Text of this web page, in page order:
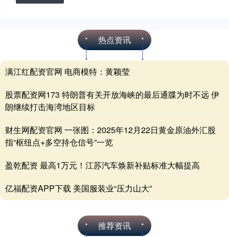
热点资讯
满江红配资官网 电商模特：黄颖莹
股票配资网173 特朗普有关开放海峡的最后通牒为时不远 伊
朗继续打击海湾地区目标
财生网配资官网 一张图：2025年12月22日黄金原油外汇股
指“枢纽点+多空持仓信号”一览
盈乾配资 最高1万元！江苏汽车焕新补贴标准大幅提高
亿福配资APP下载 美国服装业“压力山大”
推荐资讯